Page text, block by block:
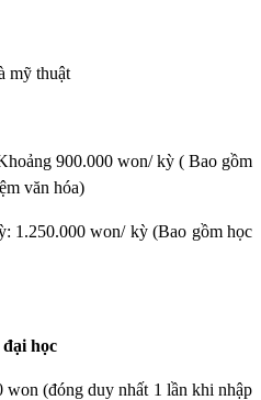
mỹ thuật
900.000 won/ kỳ ( Bao gồm
văn hóa)
1.250.000 won/ kỳ (Bao gồm học
học
(đóng duy nhất 1 lần khi nhập